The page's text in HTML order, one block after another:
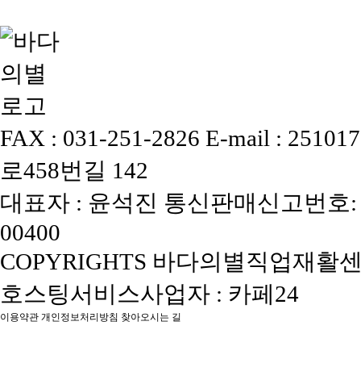
FAX : 031-251-2826 E-mail :
로458번길 142
대표자 : 윤석진 통신판매신고번호
00400
COPYRIGHTS 바다의별직업재활
호스팅서비스사업자 : 카페24
이용약관 개인정보처리방침 찾아오시는 길